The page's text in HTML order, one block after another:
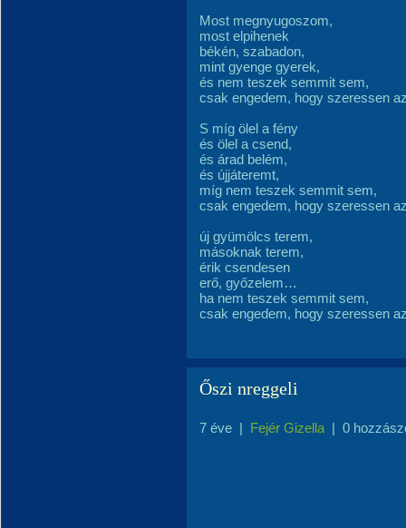
Most megnyugoszom,
most elpihenek
békén, szabadon,
mint gyenge gyerek,
és nem teszek semmit sem,
csak engedem, hogy szeressen
S míg ölel a fény
és ölel a csend,
és árad belém,
és újjáteremt,
míg nem teszek semmit sem,
csak engedem, hogy szeressen
új gyümölcs terem,
másoknak terem,
érik csendesen
erő, győzelem…
ha nem teszek semmit sem,
csak engedem, hogy szeressen
Őszi nreggeli
7 éve | Fejér Gizella | 0